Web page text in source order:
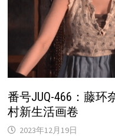
番号JUQ-466：藤环
村新生活画卷
2023年12月19日